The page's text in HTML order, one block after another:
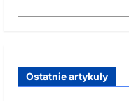
Ostatnie artykuły